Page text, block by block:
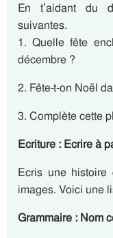
En t’aidant du
suivantes.
1. Quelle fête
décembre ?
2. Fête-t-on Noël
3. Complète cette
Ecriture : Ecrire à
Ecris une
images. Voici une
Grammaire : Nom